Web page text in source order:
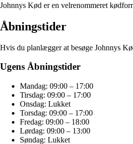
Johnnys Kød er en velrenommeret
Åbningstider
Hvis du planlægger at besøge Johnnys
Ugens Åbningstider
Mandag: 09:00 – 17:00
Tirsdag: 09:00 – 17:00
Onsdag: Lukket
Torsdag: 09:00 – 17:00
Fredag: 09:00 – 18:00
Lørdag: 09:00 – 13:00
Søndag: Lukket